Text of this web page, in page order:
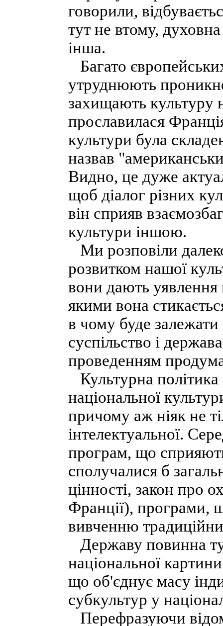
говорили,
тут не втому,
інша.
Багато
утруднюють
захищають культуру
прославилася
культури була
назвав
Видно, це дуже
щоб діалог різних
він сприяв
культури іншою.
Ми розповіли
розвитком нашої
вони дають уявлення
якими вона
в чому буде залежати
суспільство і
проведенням
Культурна політика
національної
причому аж ніяк не
інтелектуальної.
програм, що
сполучалися б
цінності, закон про
Франції), програми,
вивченню
Державу повинна
національної
що об'єднує масу
субкультур у
Перефразуючи